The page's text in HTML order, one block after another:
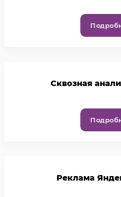
Cквозная
Реклама